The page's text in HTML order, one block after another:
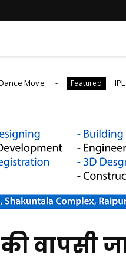
Featured IPL Gujarat
वापसी